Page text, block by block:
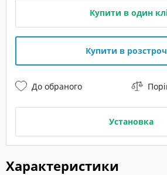
Характеристики
Купити в один
Купити в
До обраного
Установка